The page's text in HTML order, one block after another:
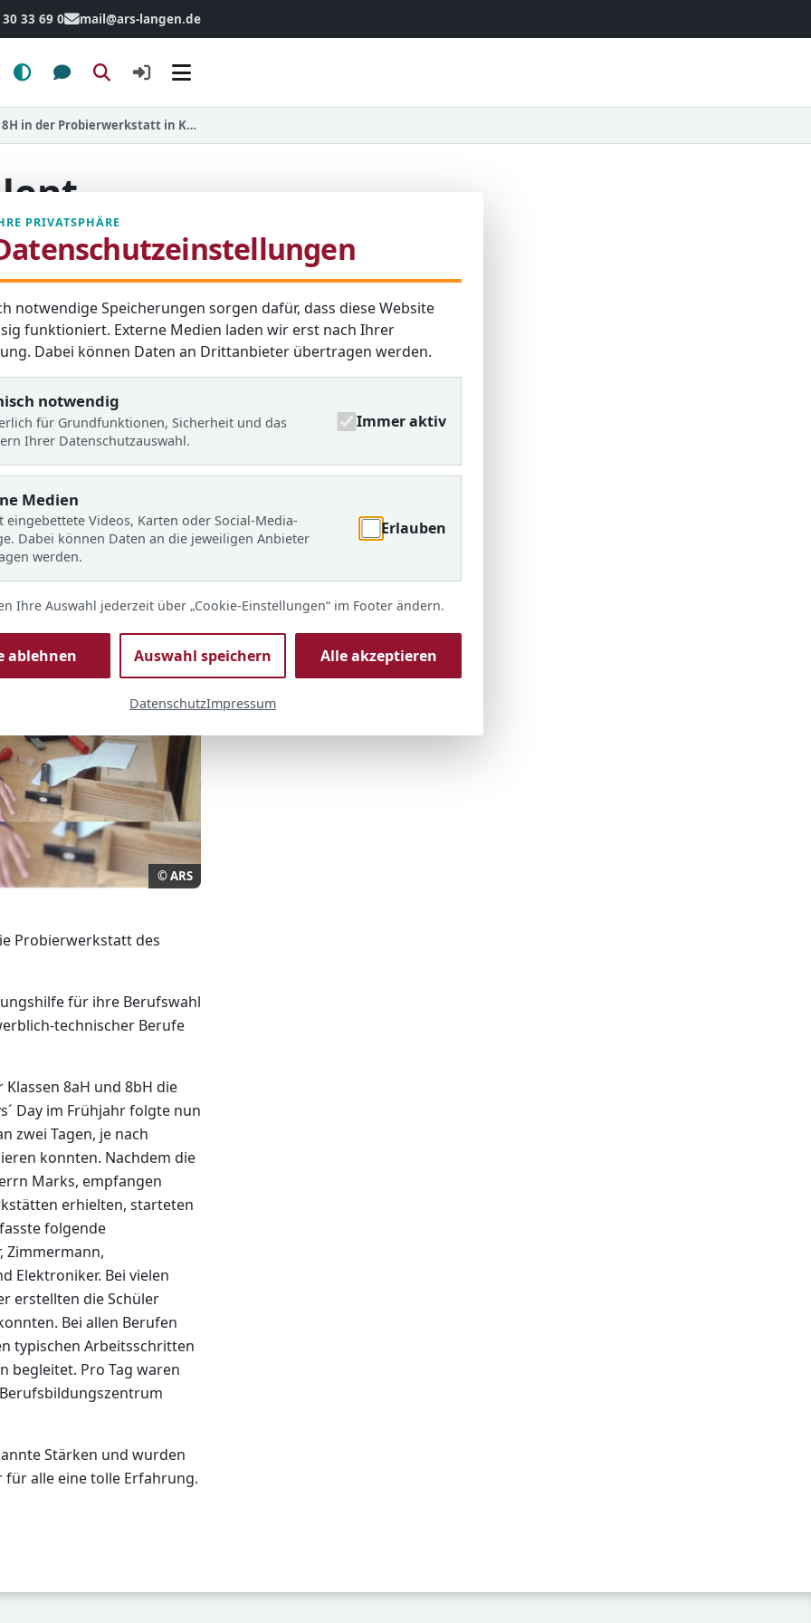
33 69 0 mail@ars-langen.de
Menü
Welches berufliche Talent steckt in dir? 8H in der Probierwerkstatt in Korbach
10. März 2026
© ARS
Probierwerkstatt des
für ihre Berufswahl
technischer Berufe
8aH und 8bH die
Day im Frühjahr folgte nun
zwei Tagen, je nach
konnten. Nachdem die
Marks, empfangen
erhielten, starteten
folgende
Zimmermann,
Elektroniker. Bei vielen
erstellten die Schüler
Bei allen Berufen
typischen Arbeitsschritten
begleitet. Pro Tag waren
Stärken und wurden
alle eine tolle Erfahrung.
mit der Schulsozialarbeit
Deutsch: Mit Louisa zum Sieg!
PRIVATSPHÄRE
notwendige Speicherungen sorgen dafür, dass diese Website
funktioniert. Externe Medien laden wir erst nach Ihrer
Dabei können Daten an Drittanbieter übertragen werden.
notwendig
für Grundfunktionen, Sicherheit und das
Ihrer Datenschutzauswahl.
Immer aktiv
Medien
eingebettete Videos, Karten oder Social-Media-
Dabei können Daten an die jeweiligen Anbieter
werden.
Erlauben
Ihre Auswahl jederzeit über „Cookie-Einstellungen“ im Footer ändern.
ablehnen Auswahl speichern Alle akzeptieren
DatenschutzImpressum